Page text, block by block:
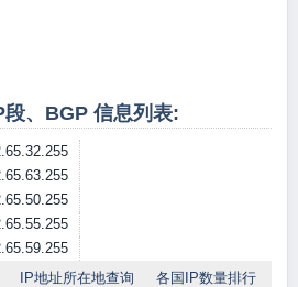
、BGP 信息列表:
IP地址所在地查询 各国IP数量排行